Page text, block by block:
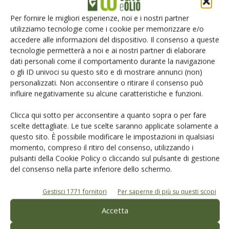
Per fornire le migliori esperienze, noi e i nostri partner
utilizziamo tecnologie come i cookie per memorizzare e/o
accedere alle informazioni del dispositivo. Il consenso a queste
tecnologie permetterà a noi e ai nostri partner di elaborare
dati personali come il comportamento durante la navigazione
o gli ID univoci su questo sito e di mostrare annunci (non)
personalizzati. Non acconsentire o ritirare il consenso può
influire negativamente su alcune caratteristiche e funzioni.
Clicca qui sotto per acconsentire a quanto sopra o per fare
scelte dettagliate. Le tue scelte saranno applicate solamente a
questo sito. È possibile modificare le impostazioni in qualsiasi
momento, compreso il ritiro del consenso, utilizzando i
pulsanti della Cookie Policy o cliccando sul pulsante di gestione
del consenso nella parte inferiore dello schermo.
Gestisci 1771 fornitori Per saperne di più su questi scopi
Accetta
L'Esperto risponde
I consigli di Terra e Vita agli agricoltori
Cerca adesso
Rimani aggiornato sul mondo
dell’agricoltura
Iscriviti alle nostre newsletter